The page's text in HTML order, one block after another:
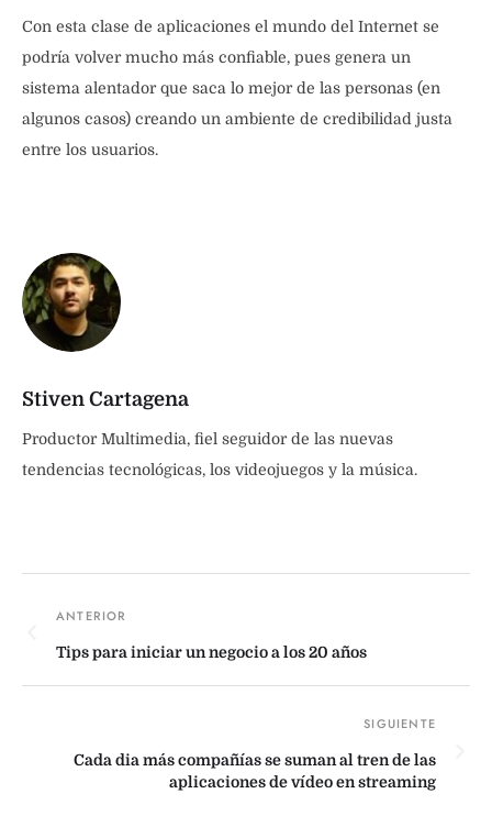
Con esta clase de aplicaciones el mundo del Internet se
podría volver mucho más confiable, pues genera un
sistema alentador que saca lo mejor de las personas (en
algunos casos) creando un ambiente de credibilidad justa
entre los usuarios.
Stiven Cartagena
Productor Multimedia, fiel seguidor de las nuevas
tendencias tecnológicas, los videojuegos y la música.
Tips para iniciar un negocio a los 20 años
Cada dia más compañías se suman al tren de las
aplicaciones de vídeo en streaming